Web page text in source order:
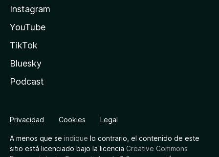
Instagram
YouTube
TikTok
Bluesky
Podcast
Privacidad Cookies Legal
A menos que se indique lo contrario, el contenido de este
sitio está licenciado bajo la licencia Creative Commons